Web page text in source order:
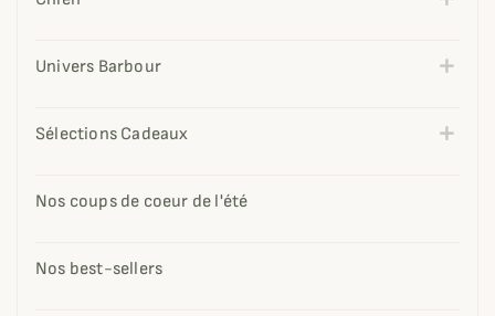
Univers Barbour
Sélections Cadeaux
Nos coups de coeur de l'été
Nos best-sellers